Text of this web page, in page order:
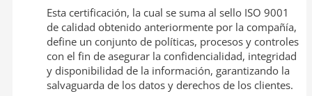
Esta certificación, la cual se suma al sello ISO 9001
de calidad obtenido anteriormente por la compañía,
define un conjunto de políticas, procesos y controles
con el fin de asegurar la confidencialidad, integridad
y disponibilidad de la información, garantizando la
salvaguarda de los datos y derechos de los clientes.